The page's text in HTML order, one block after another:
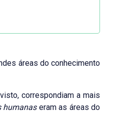
áreas do conhecimento
correspondiam a mais
humanaseram as áreas do